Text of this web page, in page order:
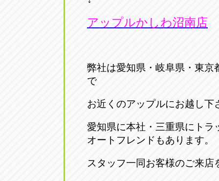
アップルかしわ沼南店
弊社は愛知県・岐阜県・東京
で
お近くのアップルにお越し下
愛知県に本社・三重県にトラ
オートフレンドもあります。
スタッフ一同お客様のご来店